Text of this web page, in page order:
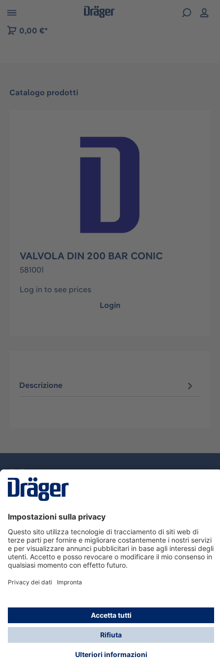
Skip to B2B platform navigation
0,00 €*
Catalogo prodotti
Salta la galleria di immagini
VALVOLA DIN 200 BAR CONIC
581001
Log in to see prices
Login
Descrizione
Assistenza
Informazioni su Dräger
Informazioni
* Tutti i prezzi escl. IVA più spese di spedizione ed
eventuali spese di spedizione, se non diversamente